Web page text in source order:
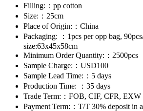
Filling:： pp cotton
Size:： 25cm
Place of Origin:： China
Packaging: ： 1pcs per opp bag,
size:63x45x58cm
Minimum Order Quantity:： 2500pcs
Sample Charge:： USD100
Sample Lead Time:： 5 days
Production Time: ： 35 days
Trade Term:： FOB, CIF, CFR, EXW
Payment Term:： T/T 30% deposit in